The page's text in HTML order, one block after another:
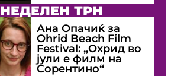
НЕДЕЛЕН ТРН
Ана Опачиќ за
Оhrid Beach Film
Festival: „Охрид во
јули е филм на
Сорентино“